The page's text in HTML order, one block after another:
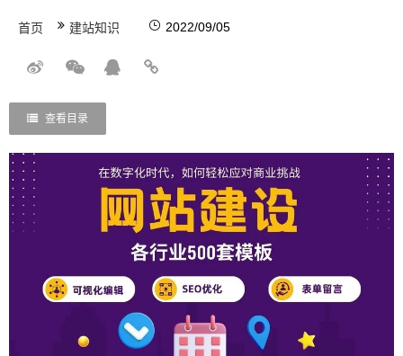
首页 建站知识 2022/09/05
查看目录